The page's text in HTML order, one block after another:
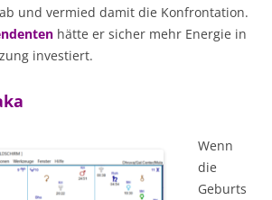
und vermied damit die Konfrontation.
hätte er sicher mehr Energie in
investiert.
Wenn
die
Geburts